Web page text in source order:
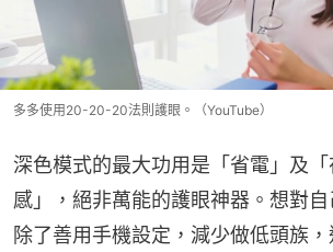
多多使用20-20-20法則護眼。（YouTube）
深色模式的最大功用是「省電」及
感」，絕非萬能的護眼神器。想對自
除了善用手機設定，減少做低頭族